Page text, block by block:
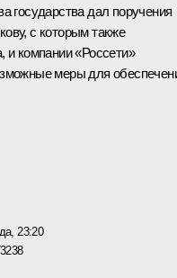
государства дал поручения
, с которым также
и компании «Россети»
меры для
23:20